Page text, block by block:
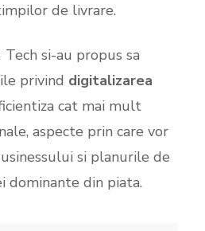
de livrare.
si-au propus sa
privind digitalizarea
cat mai mult
aspecte prin care vor
si planurile de
dominante din piata.